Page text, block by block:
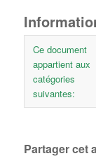
Ce document
appartient aux
catégories
suivantes:
Partager cet